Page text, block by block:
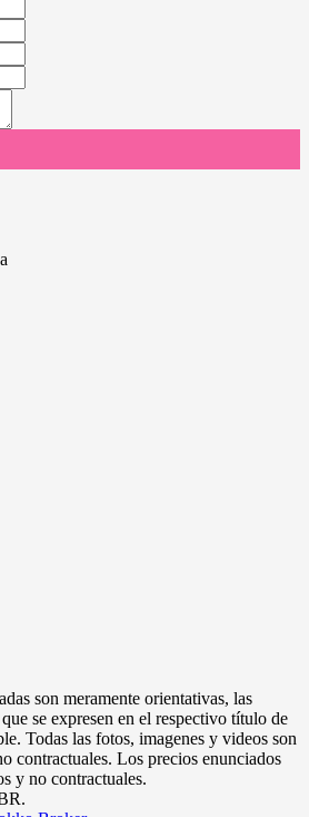
son meramente orientativas, las
se expresen en el respectivo título de
Todas las fotos, imagenes y videos son
contractuales. Los precios enunciados
y no contractuales.